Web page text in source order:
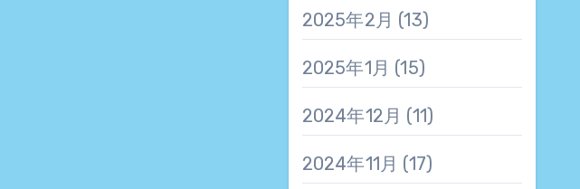
2025年2月 (13)
2025年1月 (15)
2024年12月 (11)
2024年11月 (17)